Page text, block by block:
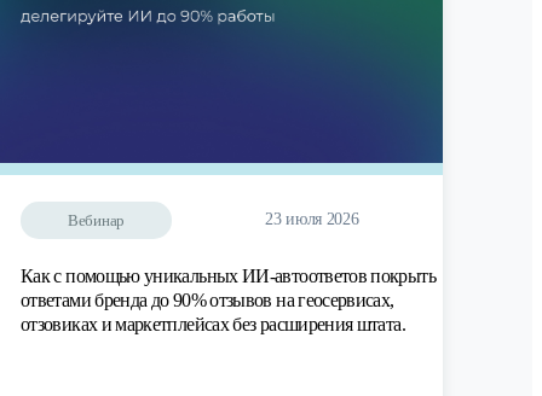
Вебинар 23 июля 2026
Как с помощью уникальных ИИ-автоответов покрыть
ответами бренда до 90% отзывов на геосервисах,
отзовиках и маркетплейсах без расширения штата.